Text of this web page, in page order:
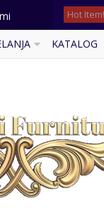
Hot Item!
KATALOG